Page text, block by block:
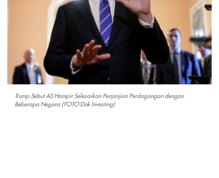
Trump Sebut AS Hampir Selesaikan Perjanjian Perdagangan dengan
Beberapa Negara (FOTO:Dok Investing)